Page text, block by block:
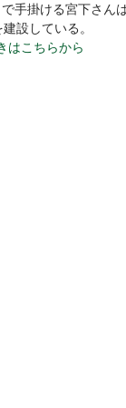
手掛ける宮下さん
設している。
はこちらから